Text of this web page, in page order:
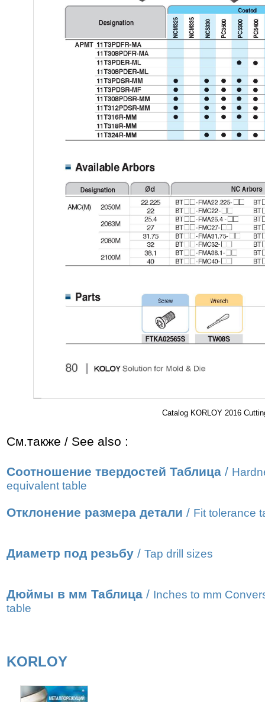
Catalog KORLOY 2016
См.также / See also :
Соотношение твердостей Таблица /
equivalent table
Отклонение размера детали / Fit tolerance
Диаметр под резьбу / Tap drill sizes
Дюймы в мм Таблица / Inches to mm
table
KORLOY